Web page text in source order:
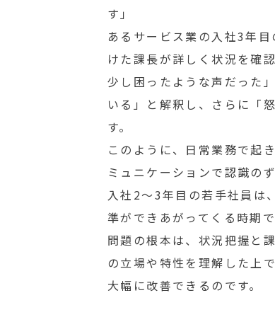
す」
あるサービス業の入社3年
けた課長が詳しく状況を確
少し困ったような声だった
いる」と解釈し、さらに「
す。
このように、日常業務で起
ミュニケーションで認識の
入社2〜3年目の若手社員は
準ができあがってくる時期
問題の根本は、状況把握と
の立場や特性を理解した上
大幅に改善できるのです。